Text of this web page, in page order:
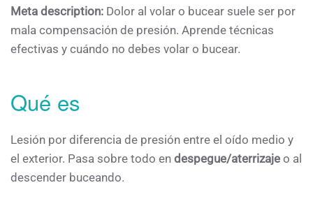
Meta description: Dolor al volar o bucear suele ser por
mala compensación de presión. Aprende técnicas
efectivas y cuándo no debes volar o bucear.
Qué es
Lesión por diferencia de presión entre el oído medio y
el exterior. Pasa sobre todo en despegue/aterrizaje o al
descender buceando.